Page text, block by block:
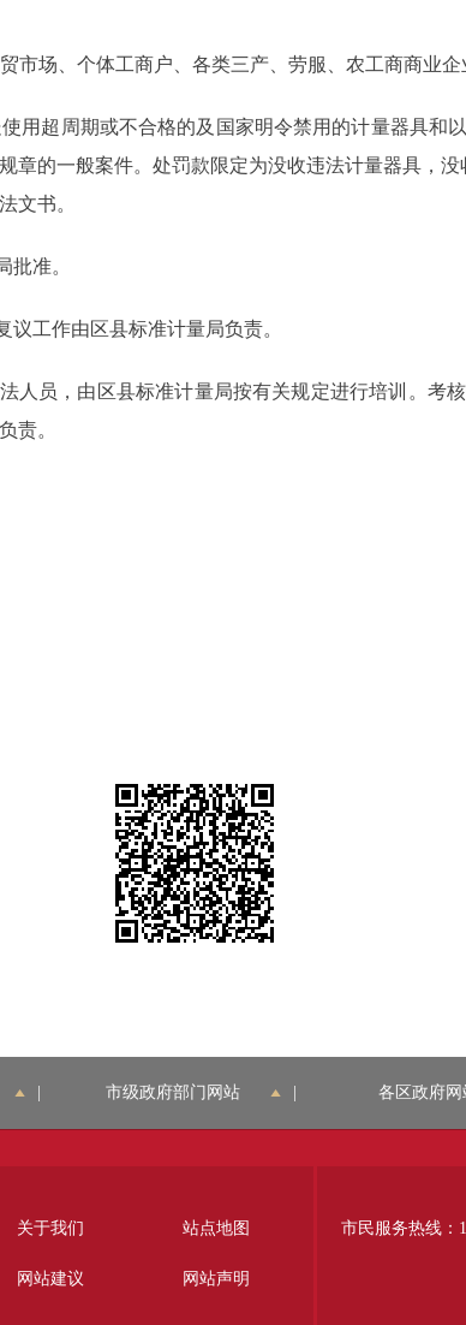
市场、个体工商户、各类三产、劳服、农工商商业企
用超周期或不合格的及国家明令禁用的计量器具和
章的一般案件。处罚款限定为没收违法计量器具，没
文书。
批准。
工作由区县标准计量局负责。
人员，由区县标准计量局按有关规定进行培训。考
责。
市级政府部门网站 各区政府网
关于我们 站点地图
网站建议 网站声明
市民服务热线：